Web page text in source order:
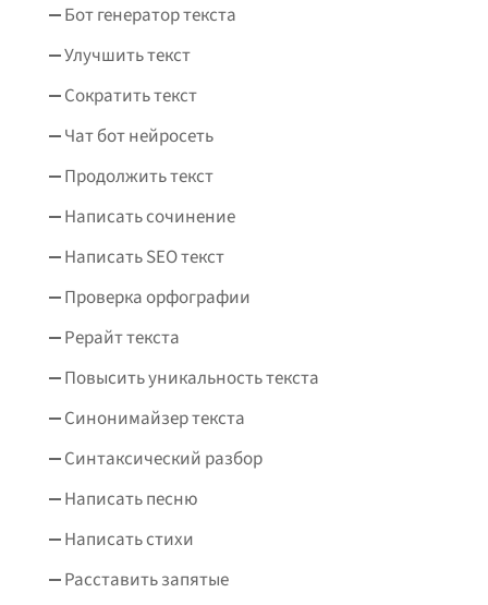
Бот генератор текста
Улучшить текст
Сократить текст
Чат бот нейросеть
Продолжить текст
Написать сочинение
Написать SEO текст
Проверка орфографии
Рерайт текста
Повысить уникальность текста
Синонимайзер текста
Синтаксический разбор
Написать песню
Написать стихи
Расставить запятые